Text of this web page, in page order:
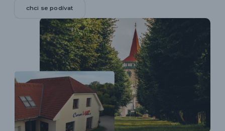
chci se podívat